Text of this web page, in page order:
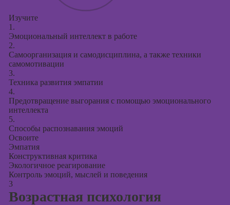
Изучите
1.
Эмоциональный интеллект в работе
2.
Самоорганизация и самодисциплина, а также техники
самомотивации
3.
Техника развития эмпатии
4.
Предотвращение выгорания с помощью эмоционального
интеллекта
5.
Способы распознавания эмоций
Освоите
Эмпатия
Конструктивная критика
Экологичное реагирование
Контроль эмоций, мыслей и поведения
3
Возрастная психология